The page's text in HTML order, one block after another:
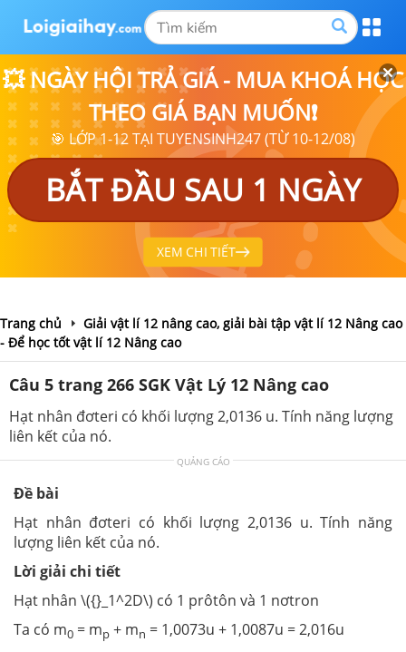
💥 NGÀY HỘI TRẢ GIÁ - MUA KHOÁ HỌC
THEO GIÁ BẠN MUỐN❗
🎯 LỚP 1-12 TẠI TUYENSINH247 (TỪ 10-12/08)
BẮT ĐẦU SAU 1 NGÀY
XEM CHI TIẾT
Trang chủ
Giải vật lí 12 nâng cao, giải bài tập vật lí 12 Nâng cao
- Để học tốt vật lí 12 Nâng cao
Câu 5 trang 266 SGK Vật Lý 12 Nâng cao
Hạt nhân đơteri có khối lượng 2,0136 u. Tính năng lượng
liên kết của nó.
QUẢNG CÁO
Đề bài
Hạt nhân đơteri có khối lượng 2,0136 u. Tính năng
lượng liên kết của nó.
Lời giải chi tiết
Hạt nhân \({}_1^2D\) có 1 prôtôn và 1 nơtron
Ta có m0 = mp + mn = 1,0073u + 1,0087u = 2,016u